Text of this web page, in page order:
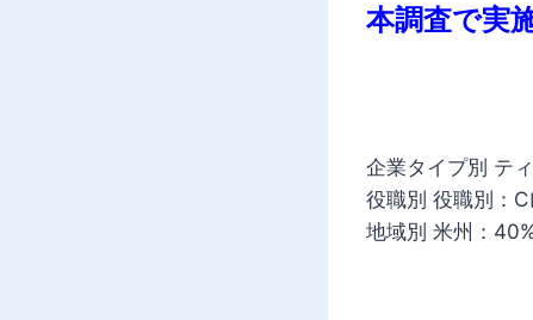
本調査で実
企業タイプ別 テ
役職別 役職別：
地域別 米州：